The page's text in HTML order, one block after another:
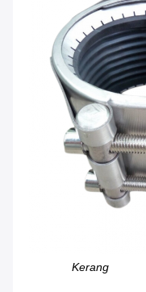
Kerang